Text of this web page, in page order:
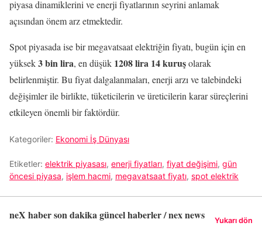
piyasa dinamiklerini ve enerji fiyatlarının seyrini anlamak
açısından önem arz etmektedir.
Spot piyasada ise bir megavatsaat elektriğin fiyatı, bugün için en
yüksek3 bin lira, en düşük 1208 lira 14 kuruşolarak
belirlenmiştir. Bu fiyat dalgalanmaları, enerji arzı ve talebindeki
değişimler ile birlikte, tüketicilerin ve üreticilerin karar süreçlerini
etkileyen önemli bir faktördür.
Kategoriler: Ekonomi İş Dünyası
Etiketler: elektrik piyasası, enerji fiyatları, fiyat değişimi, gün
öncesi piyasa, işlem hacmi, megavatsaat fiyatı, spot elektrik
neX haber son dakika güncel haberler / nex news Yukarı dön